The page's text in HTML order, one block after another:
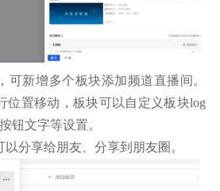
可新增多个板块添加频道直播间。
位置移动，板块可以自定义板块log
钮文字等设置。
分享给朋友、分享到朋友圈。